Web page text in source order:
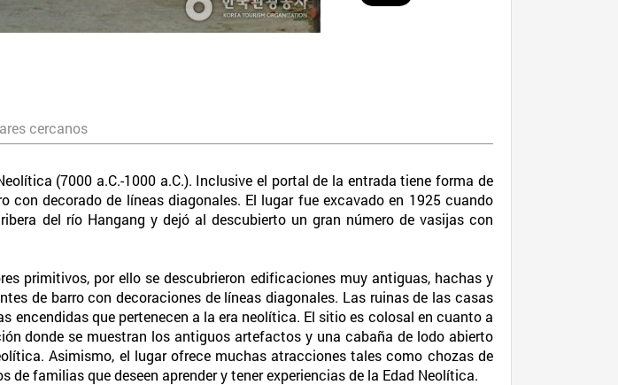
cercanos
(7000 a.C.-1000 a.C.). Inclusive el portal de la entrada tiene forma de
decorado de líneas diagonales. El lugar fue excavado en 1925 cuando
del río Hangang y dejó al descubierto un gran número de vasijas con
primitivos, por ello se descubrieron edificaciones muy antiguas, hachas y
de barro con decoraciones de líneas diagonales. Las ruinas de las casas
que pertenecen a la era neolítica. El sitio es colosal en cuanto a
donde se muestran los antiguos artefactos y una cabaña de lodo abierto
Asimismo, el lugar ofrece muchas atracciones tales como chozas de
familias que deseen aprender y tener experiencias de la Edad Neolítica.